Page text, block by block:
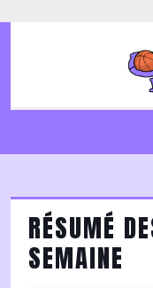
to
RÉSUMÉ
SEMAINE